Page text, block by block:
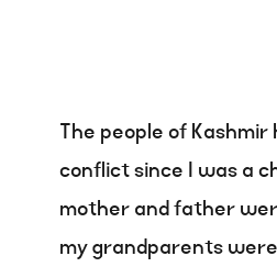
The people of Kashmir
conflict since I was a
mother and father
my grandparents